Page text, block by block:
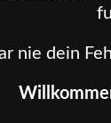
nie dein